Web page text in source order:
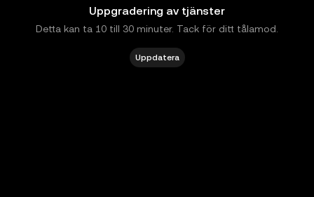
Uppgradering av tjänster
Detta kan ta 10 till 30 minuter. Tack för ditt tålamod.
Uppdatera